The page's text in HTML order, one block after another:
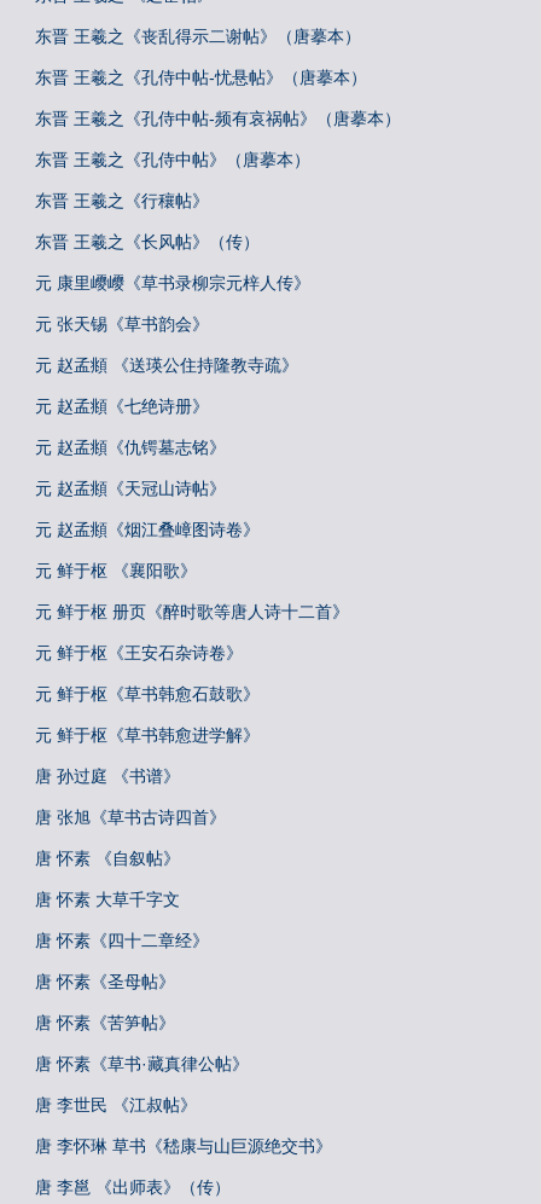
东晋 王羲之《丧乱得示二谢帖》（唐摹本）
东晋 王羲之《孔侍中帖-忧悬帖》（唐摹本）
东晋 王羲之《孔侍中帖-频有哀祸帖》（唐摹本）
东晋 王羲之《孔侍中帖》（唐摹本）
东晋 王羲之《行穰帖》
东晋 王羲之《长风帖》（传）
元 康里巎巎《草书录柳宗元梓人传》
元 张天锡《草书韵会》
元 赵孟頫 《送瑛公住持隆教寺疏》
元 赵孟頫《七绝诗册》
元 赵孟頫《仇锷墓志铭》
元 赵孟頫《天冠山诗帖》
元 赵孟頫《烟江叠嶂图诗卷》
元 鲜于枢 《襄阳歌》
元 鲜于枢 册页《醉时歌等唐人诗十二首》
元 鲜于枢《王安石杂诗卷》
元 鲜于枢《草书韩愈石鼓歌》
元 鲜于枢《草书韩愈进学解》
唐 孙过庭 《书谱》
唐 张旭《草书古诗四首》
唐 怀素 《自叙帖》
唐 怀素 大草千字文
唐 怀素《四十二章经》
唐 怀素《圣母帖》
唐 怀素《苦笋帖》
唐 怀素《草书·藏真律公帖》
唐 李世民 《江叔帖》
唐 李怀琳 草书《嵇康与山巨源绝交书》
唐 李邕 《出师表》（传）